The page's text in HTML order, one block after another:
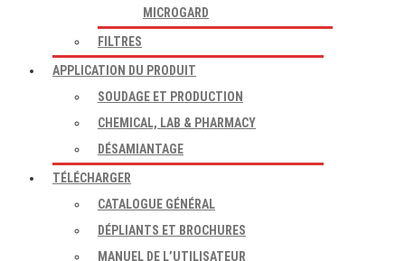
MICROGARD
FILTRES
APPLICATION DU PRODUIT
SOUDAGE ET PRODUCTION
CHEMICAL, LAB & PHARMACY
DÉSAMIANTAGE
TÉLÉCHARGER
CATALOGUE GÉNÉRAL
DÉPLIANTS ET BROCHURES
MANUEL DE L’UTILISATEUR